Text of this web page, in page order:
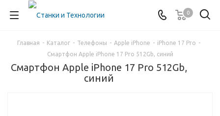
0
Главная - Каталог - Телефоны - Apple iPhone - iPhone 17 Pro -
Смартфон Apple iPhone 17 Pro 512Gb, синий
Смартфон Apple iPhone 17 Pro 512Gb,
синий